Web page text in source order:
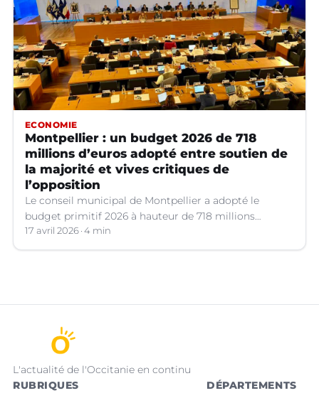
ECONOMIE
Montpellier : un budget 2026 de 718
millions d’euros adopté entre soutien de
la majorité et vives critiques de
l’opposition
Le conseil municipal de Montpellier a adopté le
budget primitif 2026 à hauteur de 718 millions
d’euros, qui a suscité de vifs débats.
17 avril 2026 4 min
L'actualité de l'Occitanie en continu
RUBRIQUES
DÉPARTEMENTS